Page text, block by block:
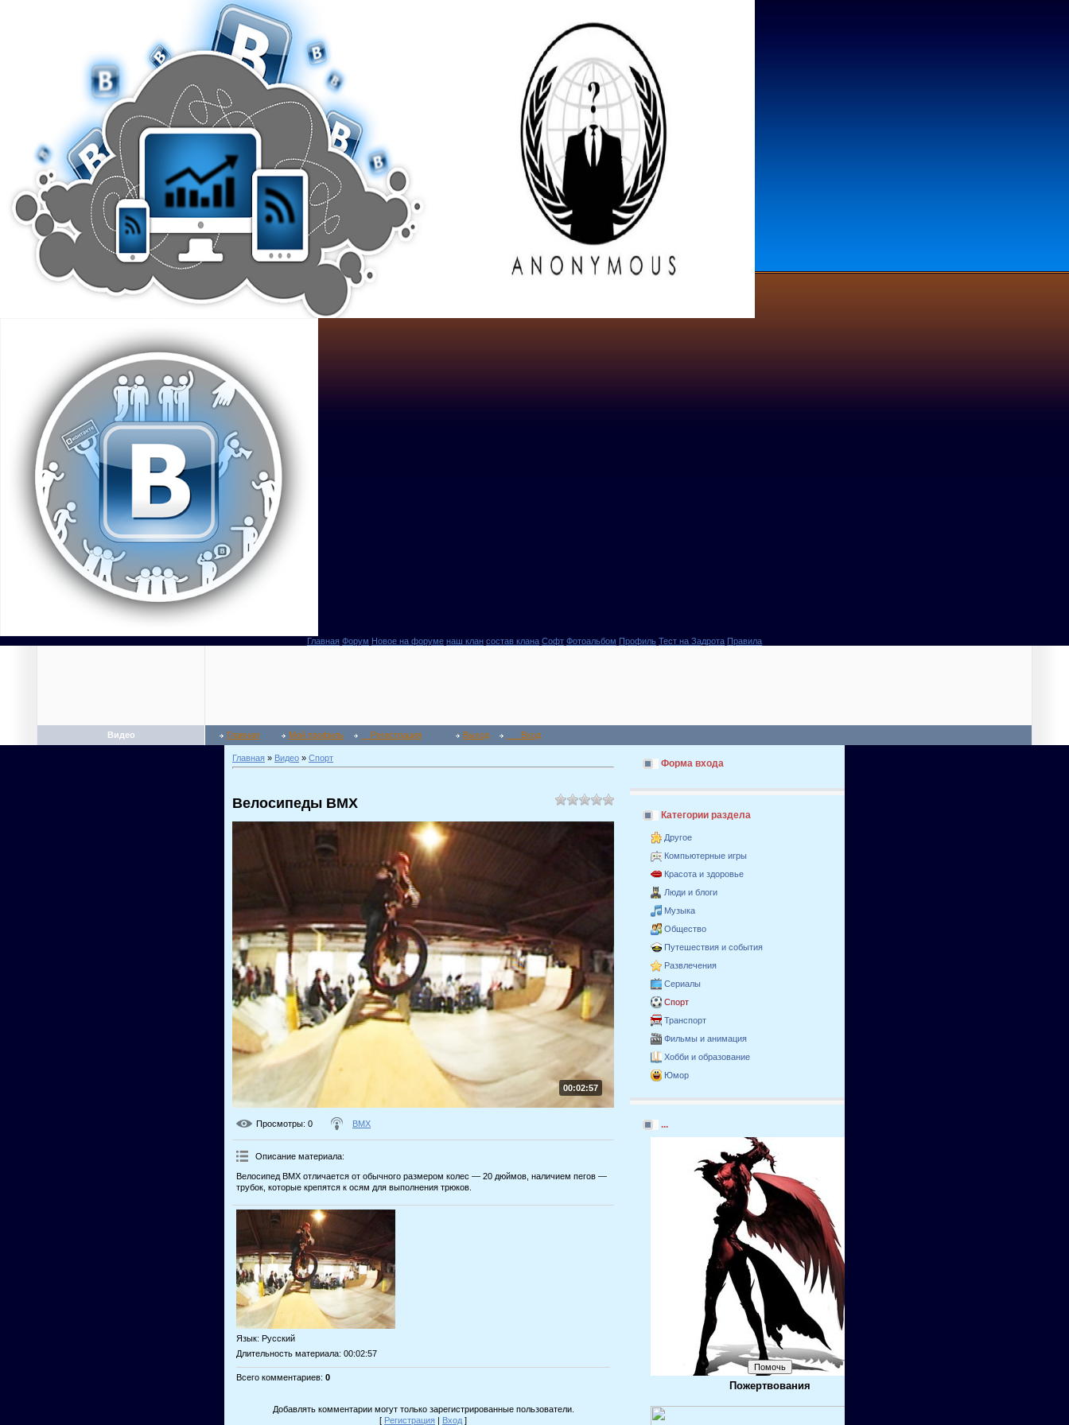
Главная Форум Новое на форуме наш клан состав клана Софт Фотоальбом Профиль Тест на Задрота Правила
Видео Главная Мой профиль Регистрация Выход Вход
Главная » Видео » Спорт
Велосипеды BMX
00:02:57
Просмотры: 0 BMX
Описание материала:
Велосипед BMX отличается от обычного размером колес — 20 дюймов, наличием пегов —
трубок, которые крепятся к осям для выполнения трюков.
Язык: Русский
Длительность материала: 00:02:57
Всего комментариев: 0
Добавлять комментарии могут только зарегистрированные пользователи.
[ Регистрация | Вход ]
Форма входа
Категории раздела
Другое
Компьютерные игры
Красота и здоровье
Люди и блоги
Музыка
Общество
Путешествия и события
Развлечения
Сериалы
Спорт
Транспорт
Фильмы и анимация
Хобби и образование
Юмор
...
Пожертвования